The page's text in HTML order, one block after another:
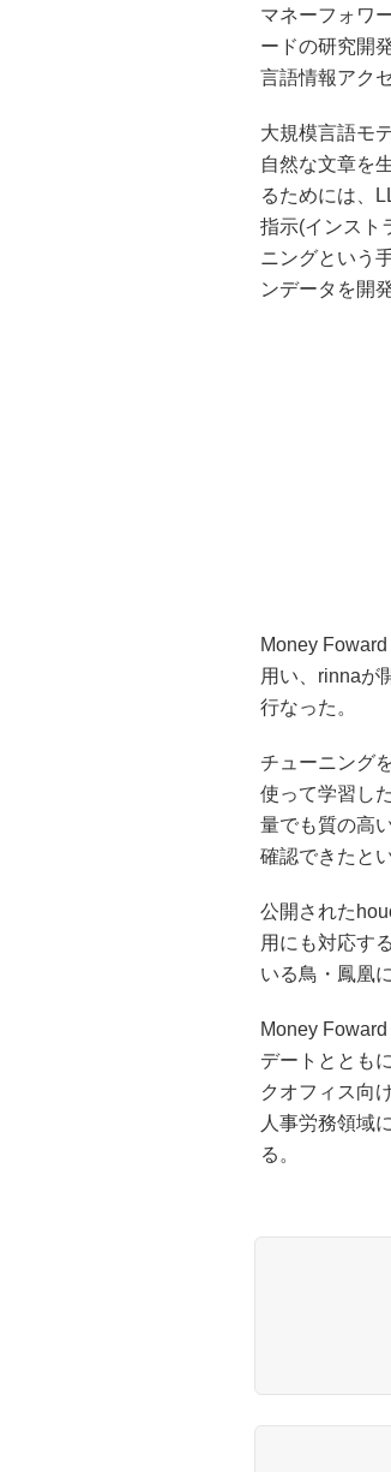
マネーフォワ
ードの研究開
言語情報アク
大規模言語モ
自然な文章を
るためには、
指示(インスト
ニングという
ンデータを開
Money
用い、rinnaが
行なった。
チューニング
使って学習し
量でも質の高
確認できたとい
公開された
用にも対応す
いる鳥・鳳凰
Money
デートととも
クオフィス向
人事労務領域
る。